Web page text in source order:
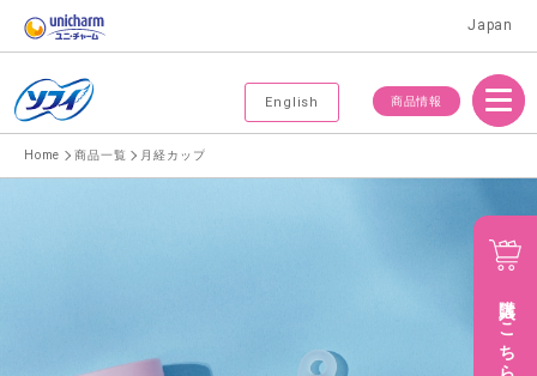
Japan
English 商品情報
Menu
Home 商品一覧 月経カップ
購入はこちら